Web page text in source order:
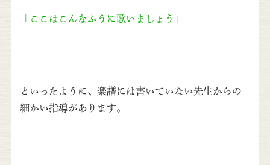
「ここはこんなふうに歌いましょう」
といったように、楽譜には書いていない先生からの
細かい指導があります。